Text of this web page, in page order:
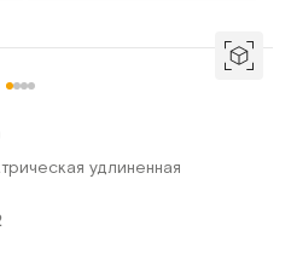
удлиненная